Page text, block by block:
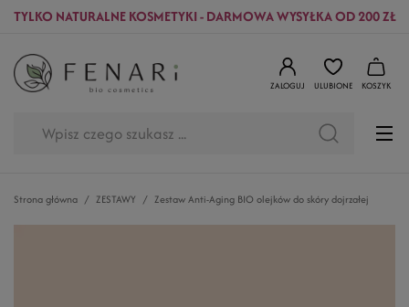
TYLKO NATURALNE KOSMETYKI - DARMOWA WYSYŁKA OD 200 ZŁ
ZALOGUJ ULUBIONE KOSZYK
Strona główna ZESTAWY Zestaw Anti-Aging BIO olejków do skóry dojrzałej